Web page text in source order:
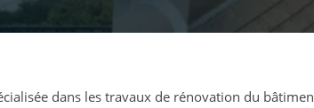
dans les travaux de rénovation du